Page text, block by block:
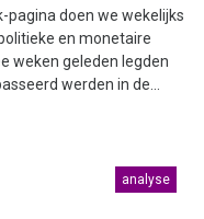
pagina doen we wekelijks
en monetaire
weken geleden legden
werden in de...
analyse